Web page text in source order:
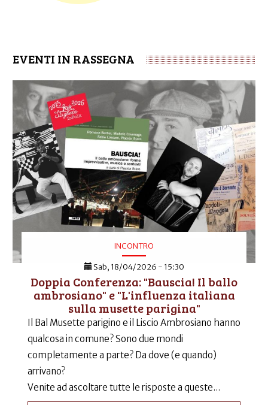
EVENTI IN RASSEGNA
INCONTRO
Sab, 18/04/2026 - 15:30
Doppia Conferenza: "Bauscia! Il ballo
ambrosiano" e "L'influenza italiana
sulla musette parigina"
Il Bal Musette parigino e il Liscio Ambrosiano hanno
qualcosa in comune? Sono due mondi
completamente a parte? Da dove (e quando)
arrivano?
Venite ad ascoltare tutte le risposte a queste...